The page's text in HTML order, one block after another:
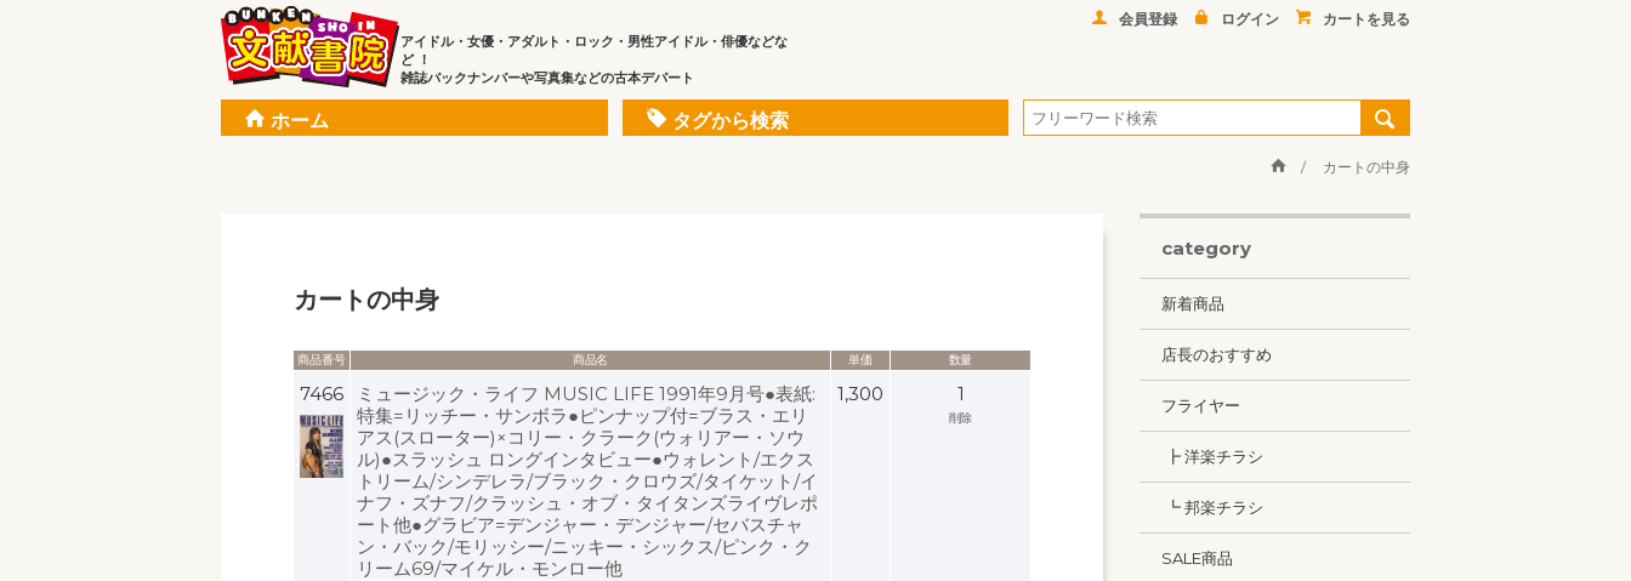
アイドル・女優・アダルト・ロック・男性アイドル・俳優などな
ど ！
雑誌バックナンバーや写真集などの古本デパート
会員登録 ログイン カートを見る
ホーム タグから検索
カートの中身
カートの中身
商品番号 商品名 単価 数量
7466
ミュージック・ライフ MUSIC LIFE 1991年9月号●表紙:
特集=リッチー・サンボラ●ピンナップ付=ブラス・エリ
アス(スローター)×コリー・クラーク(ウォリアー・ソウ
ル)●スラッシュ ロングインタビュー●ウォレント/エクス
トリーム/シンデレラ/ブラック・クロウズ/タイケット/イ
ナフ・ズナフ/クラッシュ・オブ・タイタンズライヴレポ
ート他●グラビア=デンジャー・デンジャー/セバスチャ
ン・バック/モリッシー/ニッキー・シックス/ピンク・ク
リーム69/マイケル・モンロー他
1,300 1
削除
category
新着商品
店長のおすすめ
フライヤー
┣ 洋楽チラシ
┗ 邦楽チラシ
SALE商品